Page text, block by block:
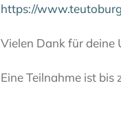
https://
Vielen Dank für deine
Eine Teilnahme ist